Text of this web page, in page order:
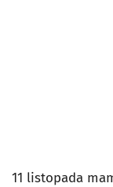
11 listopada